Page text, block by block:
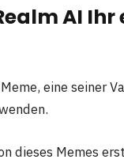
AI
eine seiner
dieses Memes